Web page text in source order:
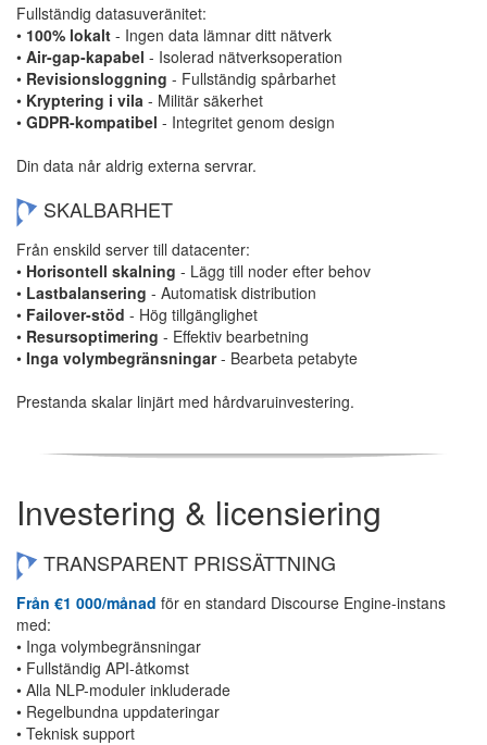
Fullständig datasuveränitet:
• 100% lokalt - Ingen data lämnar ditt nätverk
• Air-gap-kapabel - Isolerad nätverksoperation
• Revisionsloggning - Fullständig spårbarhet
• Kryptering i vila - Militär säkerhet
• GDPR-kompatibel - Integritet genom design
Din data når aldrig externa servrar.
SKALBARHET
Från enskild server till datacenter:
• Horisontell skalning - Lägg till noder efter behov
• Lastbalansering - Automatisk distribution
• Failover-stöd - Hög tillgänglighet
• Resursoptimering - Effektiv bearbetning
• Inga volymbegränsningar- Bearbeta petabyte
Prestanda skalar linjärt med hårdvaruinvestering.
Investering & licensiering
TRANSPARENT PRISSÄTTNING
Från €1 000/månad för en standard Discourse Engine-instans
med:
• Inga volymbegränsningar
• Fullständig API-åtkomst
• Alla NLP-moduler inkluderade
• Regelbundna uppdateringar
• Teknisk support